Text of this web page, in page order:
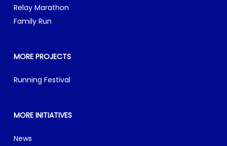
Relay Marathon
Family Run
MORE PROJECTS
Running Festival
MORE INITIATIVES
News